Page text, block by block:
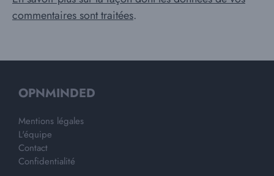
commentaires sont traitées.
OPNMINDED
Mentions légales
L'équipe
Contact
Confidentialité